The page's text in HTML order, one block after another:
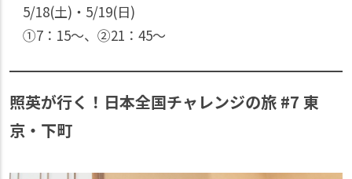
5/18(土)・5/19(日)
①7：15〜、②21：45〜
照英が行く！日本全国チャレンジの旅 #7 東
京・下町